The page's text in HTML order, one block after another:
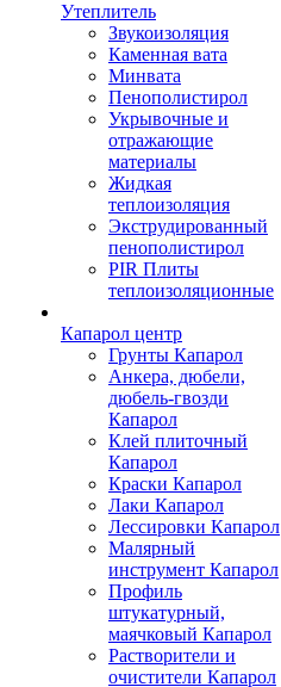
Утеплитель
Звукоизоляция
Каменная вата
Минвата
Пенополистирол
Укрывочные и
отражающие
материалы
Жидкая
теплоизоляция
Экструдированный
пенополистирол
PIR Плиты
теплоизоляционные
Капарол центр
Грунты Капарол
Анкера, дюбели,
дюбель-гвозди
Капарол
Клей плиточный
Капарол
Краски Капарол
Лаки Капарол
Лессировки Капарол
Малярный
инструмент Капарол
Профиль
штукатурный,
маячковый Капарол
Растворители и
очистители Капарол